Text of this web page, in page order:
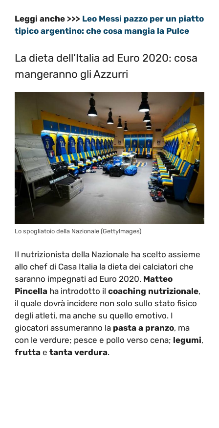
Leggi anche >>> Leo Messi pazzo per un piatto
tipico argentino: che cosa mangia la Pulce
La dieta dell’Italia ad Euro 2020: cosa
mangeranno gli Azzurri
Lo spogliatoio della Nazionale (GettyImages)
Il nutrizionista della Nazionale ha scelto assieme
allo chef di Casa Italia la dieta dei calciatori che
saranno impegnati ad Euro 2020. Matteo
Pincella ha introdotto il coaching nutrizionale,
il quale dovrà incidere non solo sullo stato fisico
degli atleti, ma anche su quello emotivo. I
giocatori assumeranno la pasta a pranzo, ma
con le verdure; pesce e pollo verso cena; legumi,
frutta e tanta verdura.